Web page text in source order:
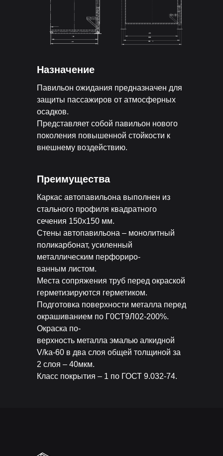
Павильон ожидания предназначен для
защиты пассажиров от атмосферных
осадков.
Представляет собой павильон нового
поколения повышенной стойкости к
внешнему воздействию.
Назначение
Каркас автопавильона выполнен из
стального профиля квадратного
сечения 150x150 мм.
Стены автопавильона – монолитный
поликарбонат, усиленный
металлическим перфориро-
ванным листом.
Места сопряжения труб перед окраской
герметизируются герметиком.
Подготовка поверхности металла перед
окрашиванием по Г0СТ9Л02-200%.
Окраска по-
верхность металла эмалью алкидной
V/ka-60 в два слоя общей толщиной за
2 слоя – 40мкм.
Класс покрытия – 1 по ГОСТ 9.032-74.
Преимущества